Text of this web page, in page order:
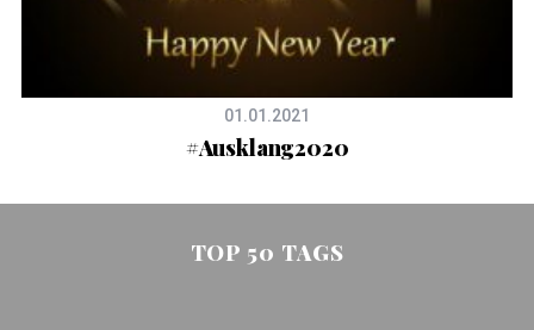
01.01.2021
#Ausklang2020
TOP 50 TAGS